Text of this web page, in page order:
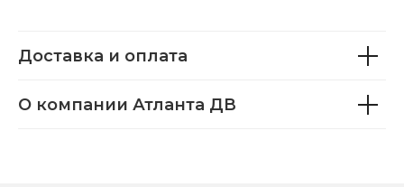
Доставка и оплата
О компании Атланта ДВ